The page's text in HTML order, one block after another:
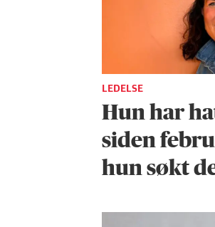
LEDELSE
Hun har
siden
hun søkt